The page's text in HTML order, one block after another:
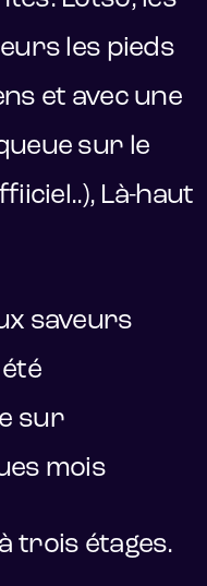
les pieds
et avec une
sur le
Là-haut
saveurs
sur
mois
trois étages.